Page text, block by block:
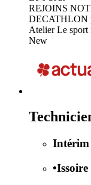
REJOINS
DECATHLON
Atelier Le sport
New
Intérim
•Issoire